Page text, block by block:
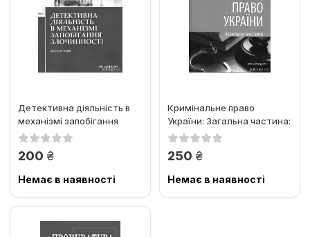
Детективна діяльність в
механізмі запобігання
злочинності
200 грн.
Немає в наявності
Кримінальне право
України: Загальна частина:
підручник
250 грн.
Немає в наявності